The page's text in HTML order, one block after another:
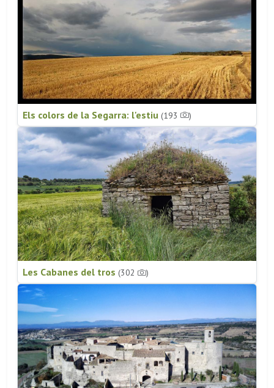
Els colors de la Segarra: l'estiu (193 )
Les Cabanes del tros (302 )